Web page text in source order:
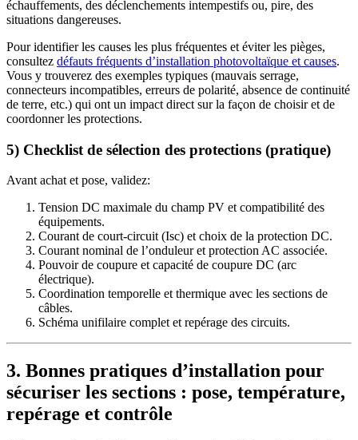
échauffements, des déclenchements intempestifs ou, pire, des
situations dangereuses.
Pour identifier les causes les plus fréquentes et éviter les pièges,
consultez défauts fréquents d’installation photovoltaïque et causes.
Vous y trouverez des exemples typiques (mauvais serrage,
connecteurs incompatibles, erreurs de polarité, absence de continuité
de terre, etc.) qui ont un impact direct sur la façon de choisir et de
coordonner les protections.
5) Checklist de sélection des protections (pratique)
Avant achat et pose, validez:
Tension DC maximale du champ PV et compatibilité des
équipements.
Courant de court-circuit (Isc) et choix de la protection DC.
Courant nominal de l’onduleur et protection AC associée.
Pouvoir de coupure et capacité de coupure DC (arc
électrique).
Coordination temporelle et thermique avec les sections de
câbles.
Schéma unifilaire complet et repérage des circuits.
3. Bonnes pratiques d’installation pour
sécuriser les sections : pose, température,
repérage et contrôle